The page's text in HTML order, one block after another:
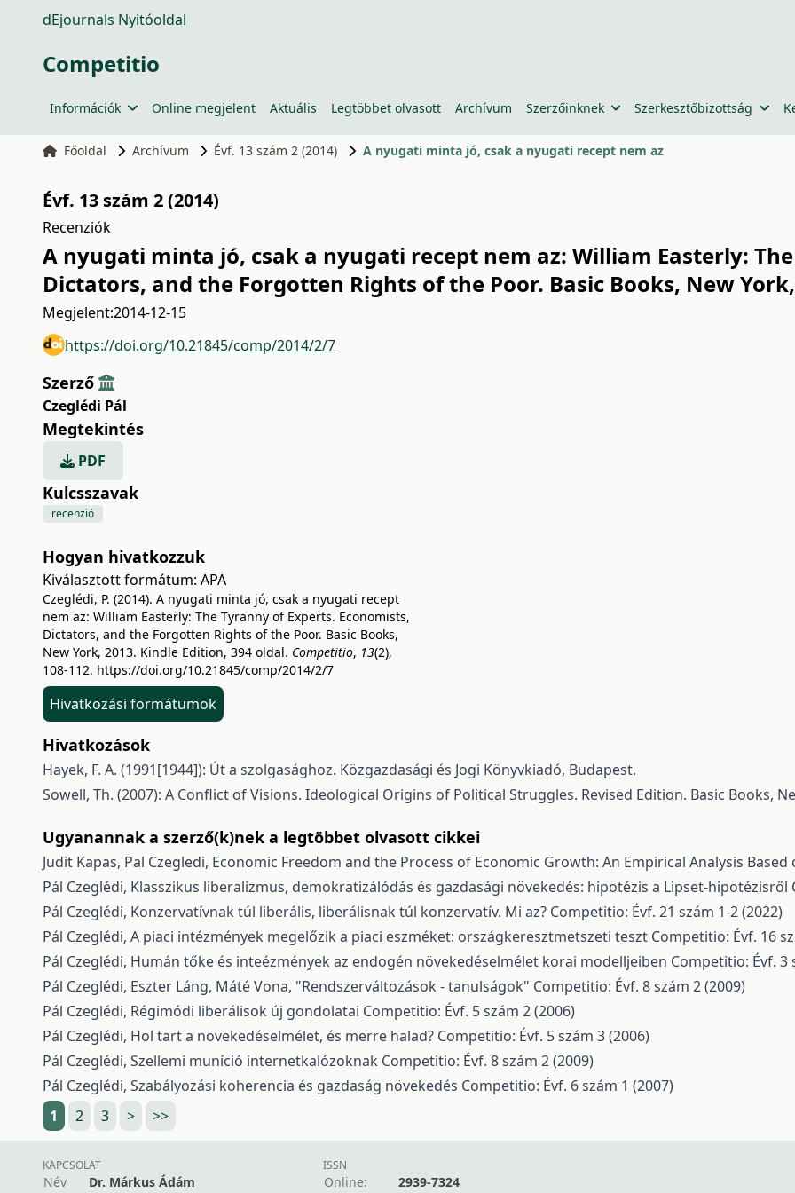
dEjournals Nyitóoldal
Competitio
Információk Online megjelent Aktuális Legtöbbet olvasott Archívum Szerzőinknek Szerkesztőbizottság
Főoldal Archívum Évf. 13 szám 2 (2014) A nyugati minta jó, csak a nyugati recept nem az
Évf. 13 szám 2 (2014)
Recenziók
A nyugati minta jó, csak a nyugati recept nem az: William Easterly:
Dictators, and the Forgotten Rights of the Poor. Basic Books, New
Megjelent:2014-12-15
https://doi.org/10.21845/comp/2014/2/7
Szerző
Czeglédi Pál
Megtekintés
PDF
Kulcsszavak
recenzió
Hogyan hivatkozzuk
Kiválasztott formátum: APA
Czeglédi, P. (2014). A nyugati minta jó, csak a nyugati recept
nem az: William Easterly: The Tyranny of Experts. Economists,
Dictators, and the Forgotten Rights of the Poor. Basic Books,
New York, 2013. Kindle Edition, 394 oldal. Competitio, 13(2),
108-112. https://doi.org/10.21845/comp/2014/2/7
Hivatkozási formátumok
Hivatkozások
Hayek, F. A. (1991[1944]): Út a szolgasághoz. Közgazdasági és Jogi Könyvkiadó, Budapest.
Sowell, Th. (2007): A Conflict of Visions. Ideological Origins of Political Struggles. Revised Edition. Basic Books,
Ugyanannak a szerző(k)nek a legtöbbet olvasott cikkei
Judit Kapas, Pal Czegledi, Economic Freedom and the Process of Economic Growth: An Empirical Analysis Based
Pál Czeglédi, Klasszikus liberalizmus, demokratizálódás és gazdasági növekedés: hipotézis a Lipset-hipotézisről
Pál Czeglédi, Konzervatívnak túl liberális, liberálisnak túl konzervatív. Mi az? Competitio: Évf. 21 szám 1-2 (2022)
Pál Czeglédi, A piaci intézmények megelőzik a piaci eszméket: országkeresztmetszeti teszt Competitio: Évf. 16
Pál Czeglédi, Humán tőke és inteézmények az endogén növekedéselmélet korai modelljeiben Competitio: Évf. 3
Pál Czeglédi, Eszter Láng, Máté Vona, "Rendszerváltozások - tanulságok" Competitio: Évf. 8 szám 2 (2009)
Pál Czeglédi, Régimódi liberálisok új gondolatai Competitio: Évf. 5 szám 2 (2006)
Pál Czeglédi, Hol tart a növekedéselmélet, és merre halad? Competitio: Évf. 5 szám 3 (2006)
Pál Czeglédi, Szellemi muníció internetkalózoknak Competitio: Évf. 8 szám 2 (2009)
Pál Czeglédi, Szabályozási koherencia és gazdaság növekedés Competitio: Évf. 6 szám 1 (2007)
1
2 3 > >>
KAPCSOLAT
Név Dr. Márkus Ádám
ISSN
Online: 2939-7324